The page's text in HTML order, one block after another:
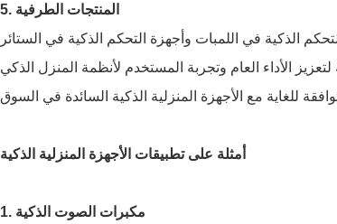
5. المنتجات الطرفية
الذكية في اللمبات وأجهزة التحكم الذكية في الستائر
أمثلة على تطبيقات الأجهزة المنزلية الذكية
1. مكبرات الصوت الذكية